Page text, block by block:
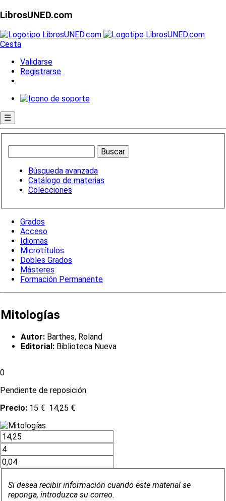
LibrosUNED.com
Cesta
Validarse
Registrarse
☰
Búsqueda avanzada
Catálogo de materias
Colecciones
Grados
Acceso
Idiomas
Microtítulos
Dobles Grados
Másteres
Formación Permanente
Mitologías
Autor: Barthes, Roland
Editorial: Biblioteca Nueva
0
Pendiente de reposición
Precio: 15 € 14,25 €
Si desea recibir información cuando este material se
reponga, introduzca su correo.